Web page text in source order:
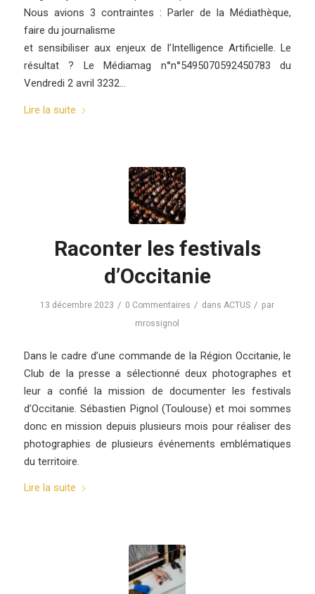
Nous avions 3 contraintes : Parler de la Médiathèque,
faire du journalisme
et sensibiliser aux enjeux de l’Intelligence Artificielle. Le
résultat ? Le Médiamag n°n°5495070592450783 du
Vendredi 2 avril 3232…
Lire la suite
Raconter les festivals
d’Occitanie
13 décembre 2023 / 0 Commentaires / dansACTUS / par
mrossignol
Dans le cadre d’une commande de la Région Occitanie, le
Club de la presse a sélectionné deux photographes et
leur a confié la mission de documenter les festivals
d’Occitanie. Sébastien Pignol (Toulouse) et moi sommes
donc en mission depuis plusieurs mois pour réaliser des
photographies de plusieurs événements emblématiques
du territoire.
Lire la suite